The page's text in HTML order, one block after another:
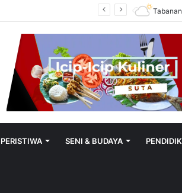
Tabanan
PERISTIWA SENI & BUDAYA